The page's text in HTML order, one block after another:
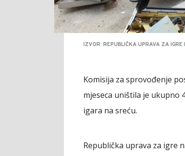
IZVOR: REPUBLIČKA UPRAVA ZA IGRE
Komisija za sprovođenje
mjeseca uništila je ukupno
igara na sreću.
Republička uprava za igre